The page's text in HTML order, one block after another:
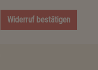
Widerruf bestätigen